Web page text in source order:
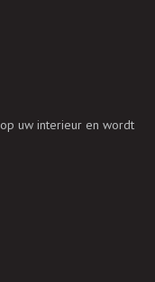
uw interieur en wordt